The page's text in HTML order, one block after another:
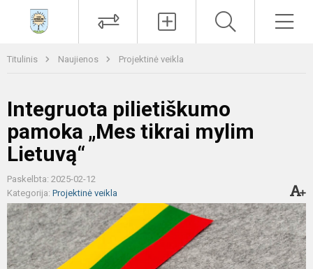
Titulinis Naujienos Projektinė veikla
Integruota pilietiškumo
pamoka „Mes tikrai mylim
Lietuvą“
Paskelbta: 2025-02-12
Kategorija: Projektinė veikla